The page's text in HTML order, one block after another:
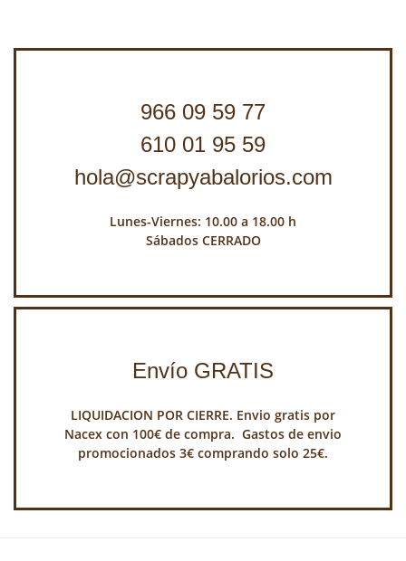
966 09 59 77
610 01 95 59
hola@scrapyabalorios.com
Lunes-Viernes: 10.00 a 18.00 h
Sábados CERRADO
Envío GRATIS
LIQUIDACION POR CIERRE. Envio gratis por
Nacex con 100€ de compra. Gastos de envio
promocionados 3€ comprando solo 25€.